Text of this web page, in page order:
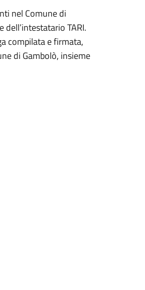
nel Comune di
TARI.
compilata e firmata,
di Gambolò, insieme